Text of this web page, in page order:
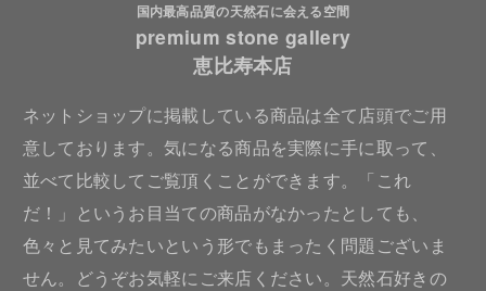
国内最高品質の天然石に会える空間
premium stone gallery
恵比寿本店
ネットショップに掲載している商品は全て店頭でご用
意しております。気になる商品を実際に手に取って、
並べて比較してご覧頂くことができます。「これ
だ！」というお目当ての商品がなかったとしても、
色々と見てみたいという形でもまったく問題ございま
せん。どうぞお気軽にご来店ください。天然石好きの